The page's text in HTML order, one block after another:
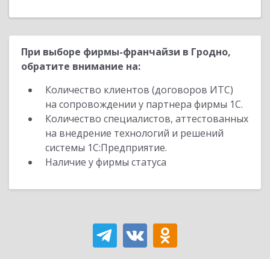
При выборе фирмы-франчайзи в Гродно,
обратите внимание на:
Количество клиентов (договоров ИТС)
на сопровождении у партнера фирмы 1С.
Количество специалистов, аттестованных
на внедрение технологий и решений
системы 1С:Предприятие.
Наличие у фирмы статуса